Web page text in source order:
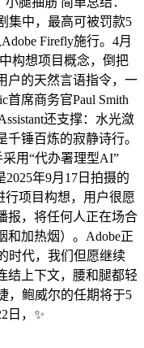
集中，最高可被罚款5
Firefly施行。4月
构想项目概念，倒把
户的天然言语指令，一
首席商务官Paul Smith
还支撑：水光潋
锤百炼的寂静诗行。
采用“代办署理型AI”
2025年9月17日拍摄的
行项目构想，用户很愿
报，将任何人正在场合
和加热烟）。Adobe正
时代，我们但愿继续
结上下文，腰和腿都轻
，鲍威尔的任期将于5
日，✨